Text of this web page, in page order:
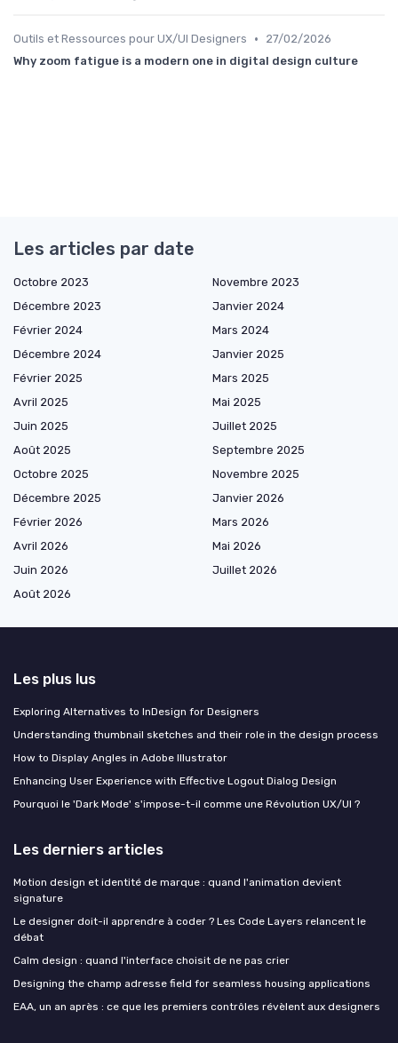
Outils et Ressources pour UX/UI Designers •
27/02/2026
Why zoom fatigue is a modern one in digital design culture
Les articles par date
Octobre 2023
Novembre 2023
Décembre 2023
Janvier 2024
Février 2024
Mars 2024
Décembre 2024
Janvier 2025
Février 2025
Mars 2025
Avril 2025
Mai 2025
Juin 2025
Juillet 2025
Août 2025
Septembre 2025
Octobre 2025
Novembre 2025
Décembre 2025
Janvier 2026
Février 2026
Mars 2026
Avril 2026
Mai 2026
Juin 2026
Juillet 2026
Août 2026
Les plus lus
Exploring Alternatives to InDesign for Designers
Understanding thumbnail sketches and their role in the design process
How to Display Angles in Adobe Illustrator
Enhancing User Experience with Effective Logout Dialog Design
Pourquoi le 'Dark Mode' s'impose-t-il comme une Révolution UX/UI ?
Les derniers articles
Motion design et identité de marque : quand l'animation devient
signature
Le designer doit-il apprendre à coder ? Les Code Layers relancent le
débat
Calm design : quand l'interface choisit de ne pas crier
Designing the champ adresse field for seamless housing applications
EAA, un an après : ce que les premiers contrôles révèlent aux designers